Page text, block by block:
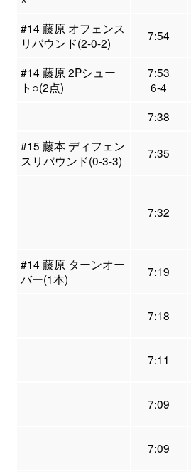
#14 藤原 オフェンス
リバウンド(2-0-2)
7:54
#14 藤原 2Pシュー
ト○(2点)
7:53
6-4
7:38
#15 藤本 ディフェン
スリバウンド(0-3-3)
7:35
7:32
#14 藤原 ターンオー
バー(1本)
7:19
7:18
7:11
7:09
7:09